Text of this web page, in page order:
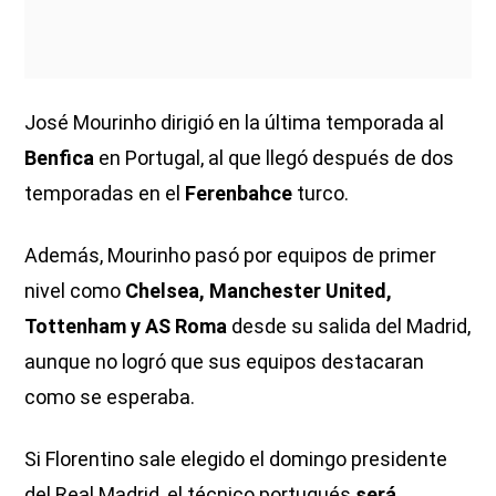
José Mourinho dirigió en la última temporada al
Benfica en Portugal, al que llegó después de dos
temporadas en el Ferenbahce turco.
Además, Mourinho pasó por equipos de primer
nivel como Chelsea, Manchester United,
Tottenham y AS Roma desde su salida del Madrid,
aunque no logró que sus equipos destacaran
como se esperaba.
Si Florentino sale elegido el domingo presidente